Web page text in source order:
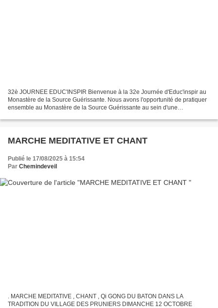
32è JOURNEE EDUC'INSPIR Bienvenue à la 32e Journée d'Educ'inspir au
Monastère de la Source Guérissante. Nous avons l'opportunité de pratiquer
ensemble au Monastère de la Source Guérissante au sein d'une
MARCHE MEDITATIVE ET CHANT
Publié le 17/08/2025 à 15:54
Par Chemindeveil
. MARCHE MEDITATIVE , CHANT , Qi GONG DU BATON DANS LA
TRADITION DU VILLAGE DES PRUNIERS DIMANCHE 12 OCTOBRE